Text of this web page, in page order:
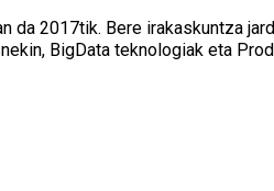
2017tik. Bere irakaskuntza
BigData teknologiak eta